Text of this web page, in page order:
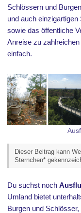
Schlössern und
und auch
sowie das öffentliche
Anreise zu
einfach.
Dieser Beitrag kann
Sternchen*
Du suchst noch
Umland bietet
Burgen und